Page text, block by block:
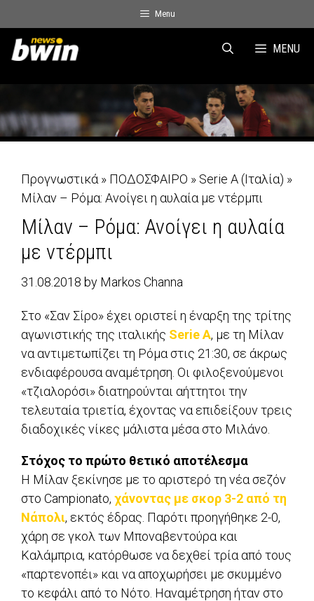
to
content
Menu
MENU
Προγνωστικά » ΠΟΔΟΣΦΑΙΡΟ » Serie A (Ιταλία) »
Μίλαν – Ρόμα: Ανοίγει η αυλαία με ντέρμπι
Μίλαν – Ρόμα: Ανοίγει η αυλαία
με ντέρμπι
31.08.2018 by Markos Channa
Στο «Σαν Σίρο» έχει οριστεί η έναρξη της τρίτης
αγωνιστικής της ιταλικής Serie A, με τη Μίλαν
να αντιμετωπίζει τη Ρόμα στις 21:30, σε άκρως
ενδιαφέρουσα αναμέτρηση. Οι φιλοξενούμενοι
«τζιαλορόσι» διατηρούνται αήττητοι την
τελευταία τριετία, έχοντας να επιδείξουν τρεις
διαδοχικές νίκες μάλιστα μέσα στο Μιλάνο.
Στόχος το πρώτο θετικό αποτέλεσμα
Η Μίλαν ξεκίνησε με το αριστερό τη νέα σεζόν
στο Campionato, χάνοντας με σκορ 3-2 από τη
Νάπολι, εκτός έδρας. Παρότι προηγήθηκε 2-0,
χάρη σε γκολ των Μποναβεντούρα και
Καλάμπρια, κατόρθωσε να δεχθεί τρία από τους
«παρτενοπέι» και να αποχωρήσει με σκυμμένο
το κεφάλι από το Νότο. Ηαναμέτρηση ήταν στο